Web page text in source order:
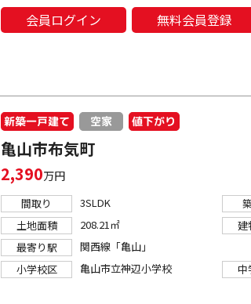
会員ログイン 無料会員登録
新築一戸建て 空家 値下がり
亀山市布気町
2,390万円
間取り 3SLDK
土地面積
208.21㎡ 建
最寄り駅
関西線「亀山」
小学校区
亀山市立神辺小学校 中